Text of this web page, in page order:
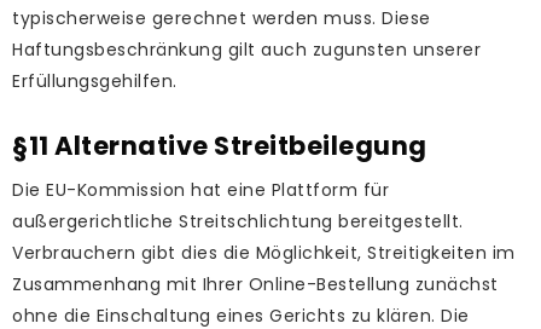
typischerweise gerechnet werden muss. Diese
Haftungsbeschränkung gilt auch zugunsten unserer
Erfüllungsgehilfen.
§11 Alternative Streitbeilegung
Die EU-Kommission hat eine Plattform für
außergerichtliche Streitschlichtung bereitgestellt.
Verbrauchern gibt dies die Möglichkeit, Streitigkeiten im
Zusammenhang mit Ihrer Online-Bestellung zunächst
ohne die Einschaltung eines Gerichts zu klären. Die